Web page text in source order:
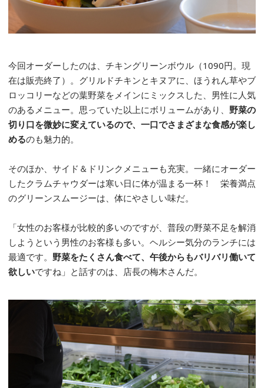
今回オーダーしたのは、チキングリーンボウル（1090円。現
在は販売終了）。グリルドチキンとキヌアに、ほうれん草やブ
ロッコリーなどの葉野菜をメインにミックスした、男性に人気
のあるメニュー。思っていた以上にボリュームがあり、 野菜の
切り口を微妙に変えているので、一口でさまざまな食感が楽し
めるのも魅力的。
そのほか、サイド＆ドリンクメニューも充実。一緒にオーダー
したクラムチャウダーは寒い日に体が温まる一杯！ 栄養満点
のグリーンスムージーは、体にやさしい味だ。
「女性のお客様が比較的多いのですが、普段の野菜不足を解消
しようという男性のお客様も多い。ヘルシー気分のランチには
最適です。 野菜をたくさん食べて、午後からもバリバリ働いて
欲しいですね」と話すのは、店長の梅木さんだ。